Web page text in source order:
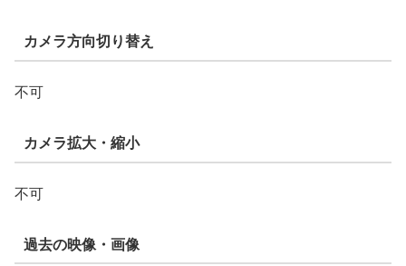
カメラ方向切り替え
不可
カメラ拡大・縮小
不可
過去の映像・画像